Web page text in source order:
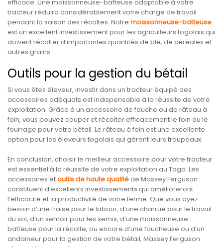
efficace. Une moissonneuse-batteuse adaptable à votre
tracteur réduira considérablement votre charge de travail
pendant la saison des récoltes. Notre moissonneuse-batteuse
est un excellent investissement pour les agriculteurs togolais qui
doivent récolter d’importantes quantités de blé, de céréales et
autres grains.
Outils pour la gestion du bétail
Si vous êtes éleveur, investir dans un tracteur équipé des
accessoires adéquats est indispensable à la réussite de votre
exploitation. Grâce à un accessoire de fauche ou de râteau à
foin, vous pouvez couper et récolter efficacement le foin ou le
fourrage pour votre bétail. Le râteau à foin est une excellente
option pour les éleveurs togolais qui gèrent leurs troupeaux.
En conclusion, choisir le meilleur accessoire pour votre tracteur
est essentiel à la réussite de votre exploitation au Togo. Les
accessoires etoutils de haute qualitéde Massey Ferguson
constituent d’excellents investissements qui amélioreront
l’efficacité et la productivité de votre ferme. Que vous ayez
besoin d’une fraise pour le labour, d’une charrue pour le travail
du sol, d’un semoir pour les semis, d’une moissonneuse-
batteuse pour la récolte, ou encore d’une faucheuse ou d’un
andaineur pour la gestion de votre bétail, Massey Ferguson